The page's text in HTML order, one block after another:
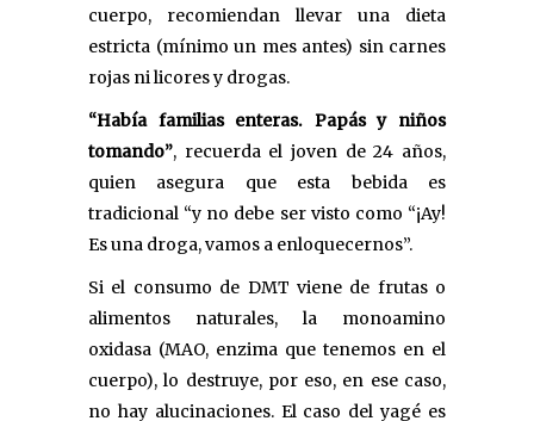
cuerpo, recomiendan llevar una dieta
estricta (mínimo un mes antes) sin carnes
rojas ni licores y drogas.
“Había familias enteras. Papás y niños
tomando”, recuerda el joven de 24 años,
quien asegura que esta bebida es
tradicional “y no debe ser visto como “¡Ay!
Es una droga, vamos a enloquecernos”.
Si el consumo de DMT viene de frutas o
alimentos naturales, la monoamino
oxidasa (MAO, enzima que tenemos en el
cuerpo), lo destruye, por eso, en ese caso,
no hay alucinaciones. El caso del yagé es